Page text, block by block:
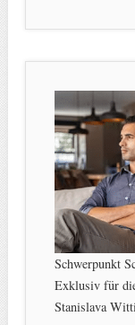
Schwerpunkt
Exklusiv für
Stanislava